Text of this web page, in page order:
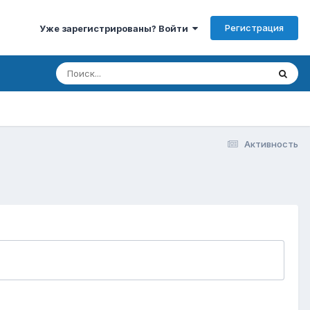
Уже зарегистрированы? Войти Регистрация
Активность